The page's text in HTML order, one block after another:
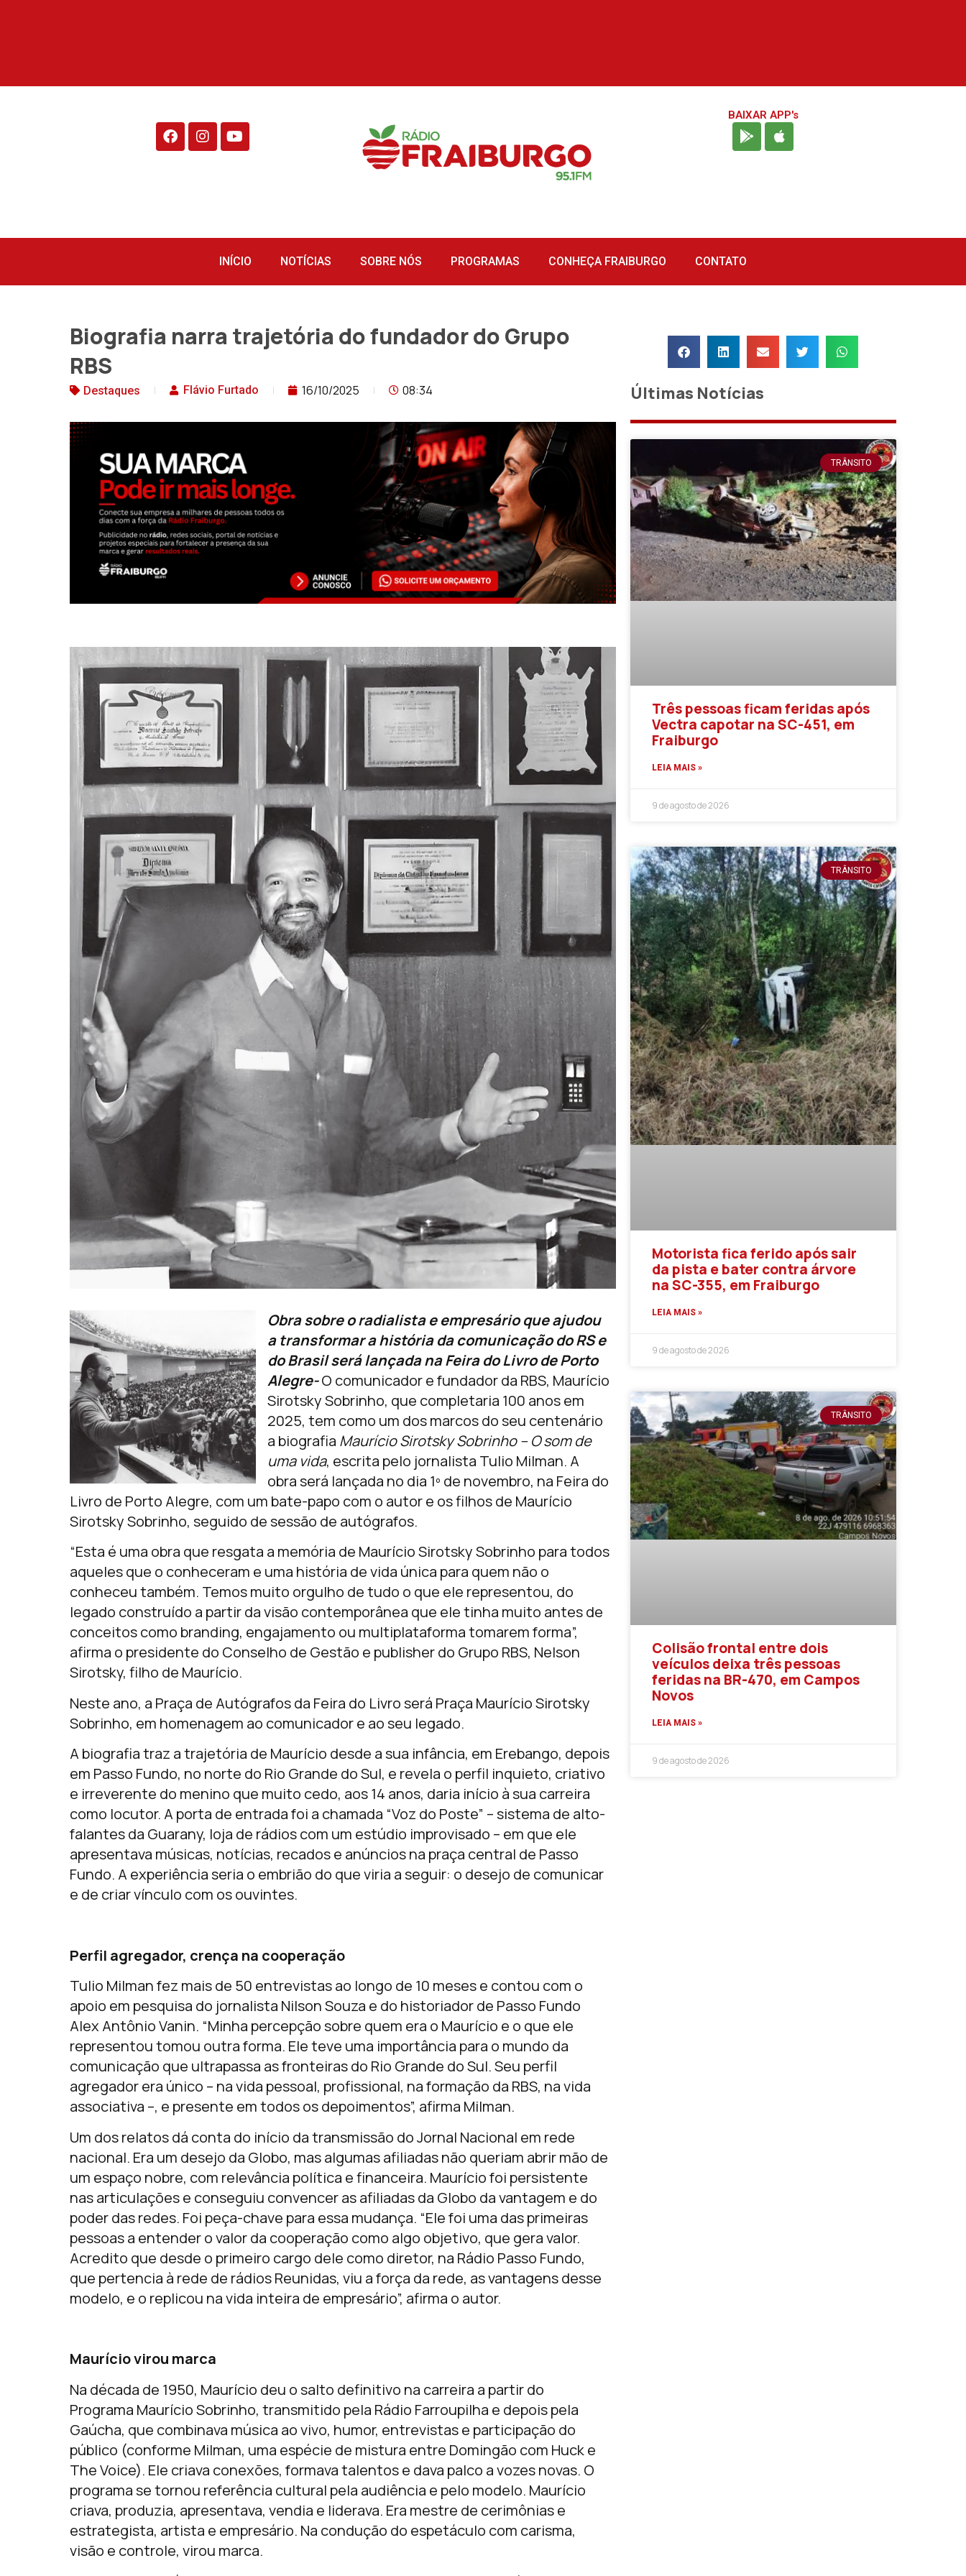
BAIXAR APP's
INÍCIO NOTÍCIAS SOBRE NÓS PROGRAMAS CONHEÇA FRAIBURGO CONTATO
Biografia narra trajetória do fundador do Grupo
RBS
Destaques Flávio Furtado 16/10/2025 08:34
Obra sobre o radialista e empresário que ajudou
a transformar a história da comunicação do RS e
do Brasil será lançada na Feira do Livro de Porto
Alegre-O comunicador e fundador da RBS, Maurício
Sirotsky Sobrinho, que completaria 100 anos em
2025, tem como um dos marcos do seu centenário
a biografia Maurício Sirotsky Sobrinho – O som de
uma vida, escrita pelo jornalista Tulio Milman. A
obra será lançada no dia 1º de novembro, na Feira do
Livro de Porto Alegre, com um bate-papo com o autor e os filhos de Maurício
Sirotsky Sobrinho, seguido de sessão de autógrafos.
“Esta é uma obra que resgata a memória de Maurício Sirotsky Sobrinho para todos
aqueles que o conheceram e uma história de vida única para quem não o
conheceu também. Temos muito orgulho de tudo o que ele representou, do
legado construído a partir da visão contemporânea que ele tinha muito antes de
conceitos como branding, engajamento ou multiplataforma tomarem forma”,
afirma o presidente do Conselho de Gestão e publisher do Grupo RBS, Nelson
Sirotsky, filho de Maurício.
Neste ano, a Praça de Autógrafos da Feira do Livro será Praça Maurício Sirotsky
Sobrinho, em homenagem ao comunicador e ao seu legado.
A biografia traz a trajetória de Maurício desde a sua infância, em Erebango, depois
em Passo Fundo, no norte do Rio Grande do Sul, e revela o perfil inquieto, criativo
e irreverente do menino que muito cedo, aos 14 anos, daria início à sua carreira
como locutor. A porta de entrada foi a chamada “Voz do Poste” – sistema de alto-
falantes da Guarany, loja de rádios com um estúdio improvisado – em que ele
apresentava músicas, notícias, recados e anúncios na praça central de Passo
Fundo. A experiência seria o embrião do que viria a seguir: o desejo de comunicar
e de criar vínculo com os ouvintes.
Perfil agregador, crença na cooperação
Tulio Milman fez mais de 50 entrevistas ao longo de 10 meses e contou com o
apoio em pesquisa do jornalista Nilson Souza e do historiador de Passo Fundo
Alex Antônio Vanin. “Minha percepção sobre quem era o Maurício e o que ele
representou tomou outra forma. Ele teve uma importância para o mundo da
comunicação que ultrapassa as fronteiras do Rio Grande do Sul. Seu perfil
agregador era único – na vida pessoal, profissional, na formação da RBS, na vida
associativa –, e presente em todos os depoimentos”, afirma Milman.
Um dos relatos dá conta do início da transmissão do Jornal Nacional em rede
nacional. Era um desejo da Globo, mas algumas afiliadas não queriam abrir mão de
um espaço nobre, com relevância política e financeira. Maurício foi persistente
nas articulações e conseguiu convencer as afiliadas da Globo da vantagem e do
poder das redes. Foi peça-chave para essa mudança. “Ele foi uma das primeiras
pessoas a entender o valor da cooperação como algo objetivo, que gera valor.
Acredito que desde o primeiro cargo dele como diretor, na Rádio Passo Fundo,
que pertencia à rede de rádios Reunidas, viu a força da rede, as vantagens desse
modelo, e o replicou na vida inteira de empresário”, afirma o autor.
Maurício virou marca
Na década de 1950, Maurício deu o salto definitivo na carreira a partir do
Programa Maurício Sobrinho, transmitido pela Rádio Farroupilha e depois pela
Gaúcha, que combinava música ao vivo, humor, entrevistas e participação do
público (conforme Milman, uma espécie de mistura entre Domingão com Huck e
The Voice). Ele criava conexões, formava talentos e dava palco a vozes novas. O
programa se tornou referência cultural pela audiência e pelo modelo. Maurício
criava, produzia, apresentava, vendia e liderava. Era mestre de cerimônias e
estrategista, artista e empresário. Na condução do espetáculo com carisma,
visão e controle, virou marca.
Últimas Notícias
TRÂNSITO
Três pessoas ficam feridas após
Vectra capotar na SC-451, em
Fraiburgo
LEIA MAIS »
9 de agosto de 2026
TRÂNSITO
Motorista fica ferido após sair
da pista e bater contra árvore
na SC-355, em Fraiburgo
LEIA MAIS »
9 de agosto de 2026
TRÂNSITO
Colisão frontal entre dois
veículos deixa três pessoas
feridas na BR-470, em Campos
Novos
LEIA MAIS »
9 de agosto de 2026